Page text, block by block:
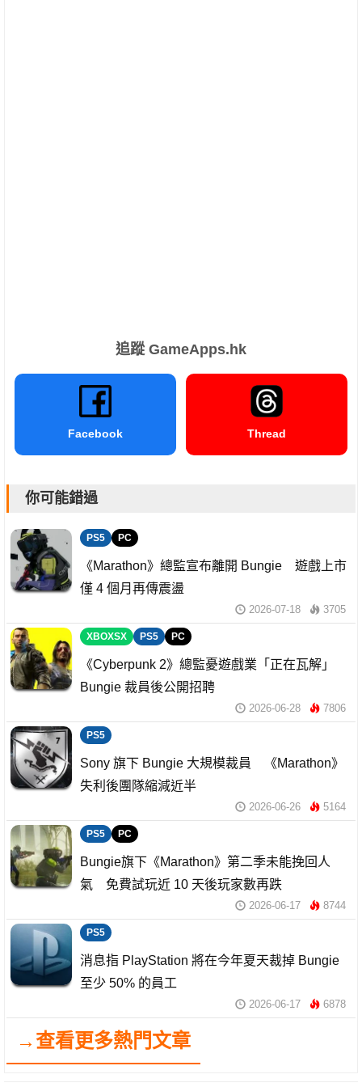
追蹤 GameApps.hk
Facebook Thread
你可能錯過
PS5 PC
《Marathon》總監宣布離開 Bungie 遊戲上市
僅 4 個月再傳震盪
2026-07-18 3705
XBOXSX PS5 PC
《Cyberpunk 2》總監憂遊戲業「正在瓦解」
Bungie 裁員後公開招聘
2026-06-28 7806
PS5
Sony 旗下 Bungie 大規模裁員 《Marathon》
失利後團隊縮減近半
2026-06-26 5164
PS5 PC
Bungie旗下《Marathon》第二季未能挽回人
氣 免費試玩近 10 天後玩家數再跌
2026-06-17 8744
PS5
消息指 PlayStation 將在今年夏天裁掉 Bungie
至少 50% 的員工
2026-06-17 6878
→查看更多熱門文章